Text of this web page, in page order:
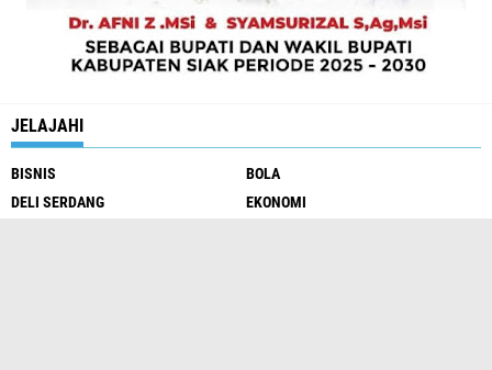
JELAJAHI
BISNIS
BOLA
DELI SERDANG
EKONOMI